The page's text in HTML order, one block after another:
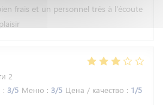
frais et un personnel très à l'écoute
2
: 3/5 Меню : 3/5 Цена / качество : 1/5